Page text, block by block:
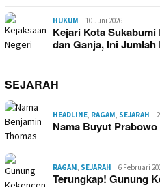
HUKUM 10 Juni 2026
Kejari Kota
dan Ganja, Ini
SEJARAH
HEADLINE RAGAM SEJARAH
Nama Buyut
RAGAM SEJARAH 6 Februari
Terungkap! Gunung